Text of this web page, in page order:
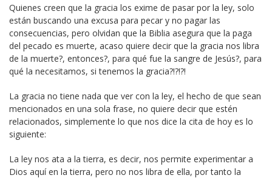
Quienes creen que la gracia los exime de pasar por la ley, solo
están buscando una excusa para pecar y no pagar las
consecuencias, pero olvidan que la Biblia asegura que la paga
del pecado es muerte, acaso quiere decir que la gracia nos libra
de la muerte?, entonces?, para qué fue la sangre de Jesús?, para
qué la necesitamos, si tenemos la gracia?!?!?!
La gracia no tiene nada que ver con la ley, el hecho de que sean
mencionados en una sola frase, no quiere decir que estén
relacionados, simplemente lo que nos dice la cita de hoy es lo
siguiente:
La ley nos ata a la tierra, es decir, nos permite experimentar a
Dios aquí en la tierra, pero no nos libra de ella, por tanto la